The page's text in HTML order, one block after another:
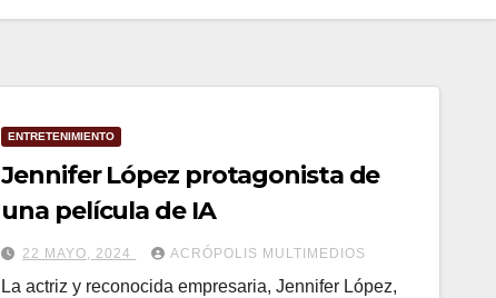
ENTRETENIMIENTO
Jennifer López protagonista de
una película de IA
22 MAYO, 2024 ACRÓPOLIS MULTIMEDIOS
La actriz y reconocida empresaria, Jennifer López,